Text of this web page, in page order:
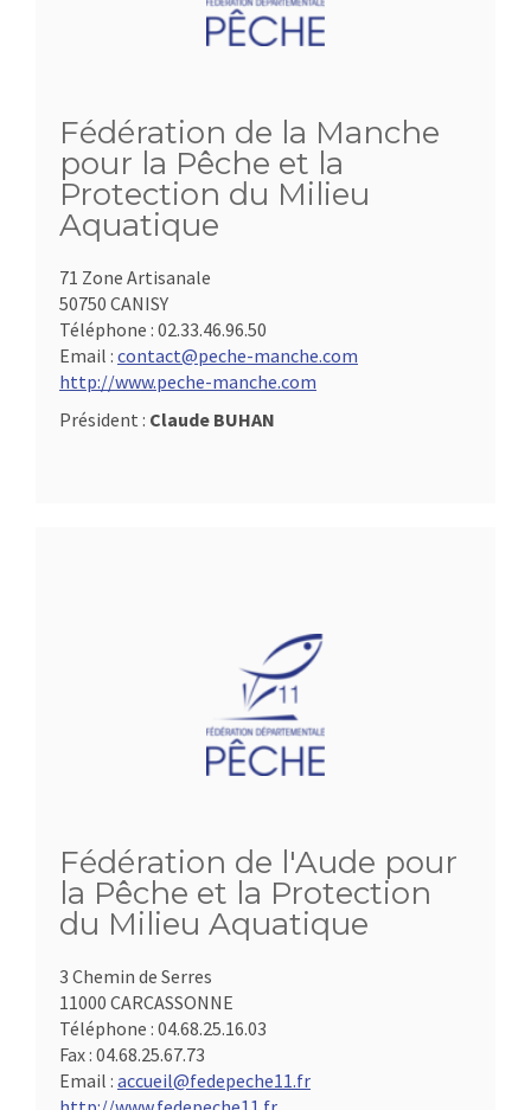
Fédération de la Manche
pour la Pêche et la
Protection du Milieu
Aquatique
71 Zone Artisanale
50750 CANISY
Téléphone : 02.33.46.96.50
Email : contact@peche-manche.com
http://www.peche-manche.com
Président : Claude BUHAN
Fédération de l'Aude pour
la Pêche et la Protection
du Milieu Aquatique
3 Chemin de Serres
11000 CARCASSONNE
Téléphone : 04.68.25.16.03
Fax : 04.68.25.67.73
Email : accueil@fedepeche11.fr